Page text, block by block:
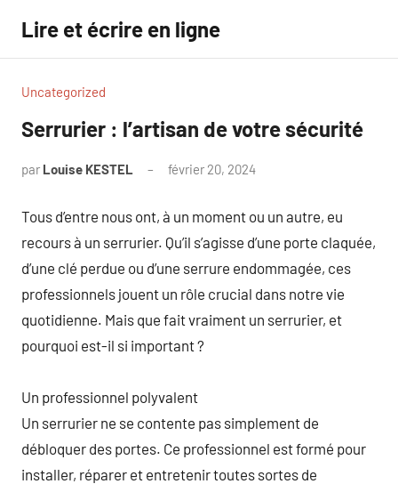
contenu
Lire et écrire en ligne
Uncategorized
Serrurier : l’artisan de votre sécurité
par Louise KESTEL février 20, 2024
Tous d’entre nous ont, à un moment ou un autre, eu
recours à un serrurier. Qu’il s’agisse d’une porte claquée,
d’une clé perdue ou d’une serrure endommagée, ces
professionnels jouent un rôle crucial dans notre vie
quotidienne. Mais que fait vraiment un serrurier, et
pourquoi est-il si important ?
Un professionnel polyvalent
Un serrurier ne se contente pas simplement de
débloquer des portes. Ce professionnel est formé pour
installer, réparer et entretenir toutes sortes de